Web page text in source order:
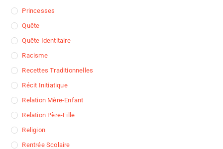
Princesses
Quête
Quête Identitaire
Racisme
Recettes Traditionnelles
Récit Initiatique
Relation Mère-Enfant
Relation Père-Fille
Religion
Rentrée Scolaire